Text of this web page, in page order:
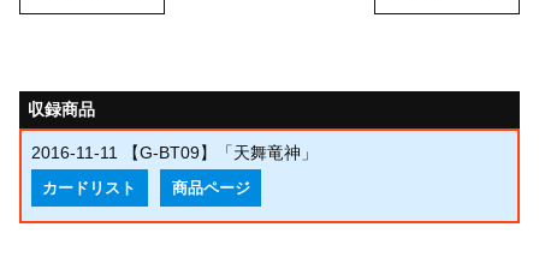
収録商品
2016-11-11 【G-BT09】「天舞竜神」
カードリスト 商品ページ